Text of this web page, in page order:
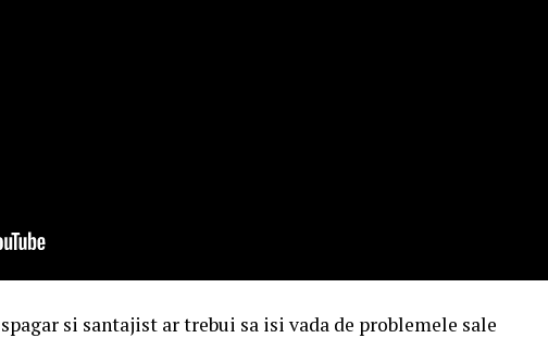
si santajist ar trebui sa isi vada de problemele sale